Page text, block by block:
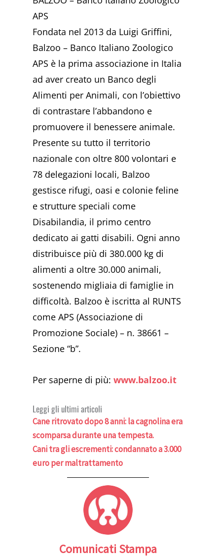
APS
Fondata nel 2013 da Luigi Griffini,
Balzoo – Banco Italiano Zoologico
APS è la prima associazione in Italia
ad aver creato un Banco degli
Alimenti per Animali, con l’obiettivo
di contrastare l’abbandono e
promuovere il benessere animale.
Presente su tutto il territorio
nazionale con oltre 800 volontari e
78 delegazioni locali, Balzoo
gestisce rifugi, oasi e colonie feline
e strutture speciali come
Disabilandia, il primo centro
dedicato ai gatti disabili. Ogni anno
distribuisce più di 380.000 kg di
alimenti a oltre 30.000 animali,
sostenendo migliaia di famiglie in
difficoltà. Balzoo è iscritta al RUNTS
come APS (Associazione di
Promozione Sociale) – n. 38661 –
Sezione “b”.
Per saperne di più:www.balzoo.it
Leggi gli ultimi articoli
Cane ritrovato dopo 8 anni: la cagnolina era
scomparsa durante una tempesta.
Cani tra gli escrementi: condannato a 3.000
euro per maltrattamento
Comunicati Stampa